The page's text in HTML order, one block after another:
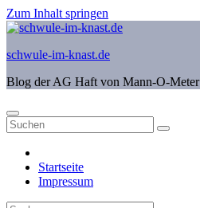
Zum Inhalt springen
schwule-im-knast.de
Blog der AG Haft von Mann-O-Meter
Startseite
Impressum